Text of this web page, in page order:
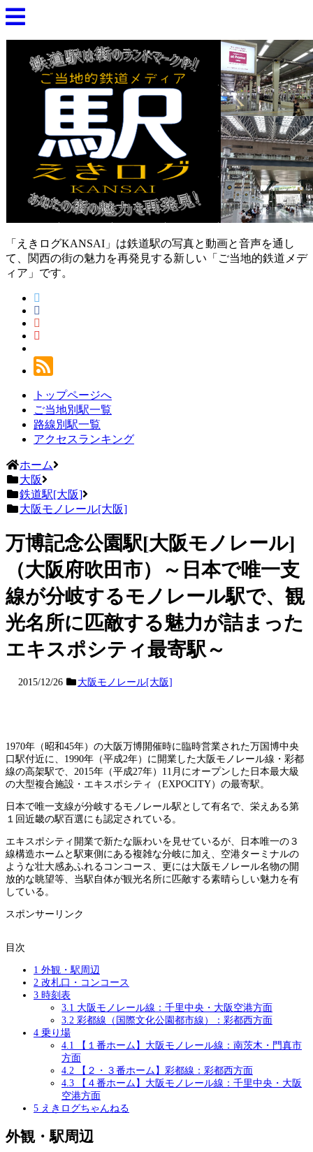
「えきログKANSAI」は鉄道駅の写真と動画と音声を通し
て、関西の街の魅力を再発見する新しい「ご当地的鉄道メデ
ィア」です。
トップページへ
ご当地別駅一覧
路線別駅一覧
アクセスランキング
ホーム
大阪
鉄道駅[大阪]
大阪モノレール[大阪]
万博記念公園駅[大阪モノレール]
（大阪府吹田市）～日本で唯一支
線が分岐するモノレール駅で、観
光名所に匹敵する魅力が詰まった
エキスポシティ最寄駅～
2015/12/26 大阪モノレール[大阪]
1970年（昭和45年）の大阪万博開催時に臨時営業された万国博中央
口駅付近に、1990年（平成2年）に開業した大阪モノレール線・彩都
線の高架駅で、2015年（平成27年）11月にオープンした日本最大級
の大型複合施設・エキスポシティ（EXPOCITY）の最寄駅。
日本で唯一支線が分岐するモノレール駅として有名で、栄えある第
１回近畿の駅百選にも認定されている。
エキスポシティ開業で新たな賑わいを見せているが、日本唯一の３
線構造ホームと駅東側にある複雑な分岐に加え、空港ターミナルの
ような壮大感あふれるコンコース、更には大阪モノレール名物の開
放的な眺望等、当駅自体が観光名所に匹敵する素晴らしい魅力を有
している。
スポンサーリンク
目次
1 外観・駅周辺
2 改札口・コンコース
3 時刻表
3.1 大阪モノレール線：千里中央・大阪空港方面
3.2 彩都線（国際文化公園都市線）：彩都西方面
4 乗り場
4.1
【１番ホーム】大阪モノレール線：南茨木・門真市
方面
4.2 【２・３番ホーム】彩都線：彩都西方面
4.3 【４番ホーム】大阪モノレール線：千里中央・大阪
空港方面
5 えきログちゃんねる
外観・駅周辺